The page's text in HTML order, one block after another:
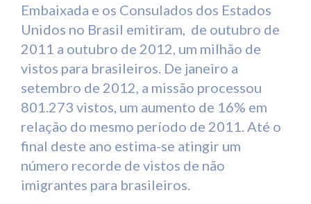
Embaixada e os Consulados dos Estados
Unidos no Brasil emitiram, de outubro de
2011 a outubro de 2012, um milhão de
vistos para brasileiros. De janeiro a
setembro de 2012, a missão processou
801.273 vistos, um aumento de 16% em
relação do mesmo período de 2011. Até o
final deste ano estima-se atingir um
número recorde de vistos de não
imigrantes para brasileiros.